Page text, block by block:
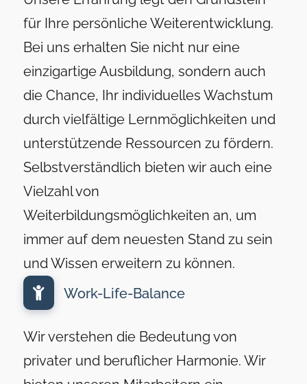
für Ihre persönliche Weiterentwicklung.
Bei uns erhalten Sie nicht nur eine
einzigartige Ausbildung, sondern auch
die Chance, Ihr individuelles Wachstum
durch vielfältige Lernmöglichkeiten und
unterstützende Ressourcen zu fördern.
Selbstverständlich bieten wir auch eine
Vielzahl von
Weiterbildungsmöglichkeiten an, um
immer auf dem neuesten Stand zu sein
und Wissen erweitern zu können.
Work-Life-Balance
Wir verstehen die Bedeutung von
privater und beruflicher Harmonie. Wir